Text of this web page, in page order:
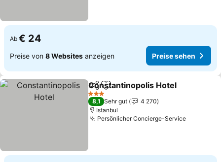
Ab € 24
Preise von 8 Websites anzeigen Preise sehen
TeilenZu Favoriten hinzufügen
Constantinopolis Hotel
3 Sterne
8,1 Sehr gut
4 270
Istanbul
Persönlicher Concierge-Service